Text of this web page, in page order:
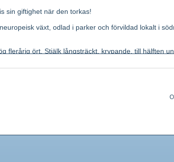
sin giftighet när den torkas!
växt, odlad i parker och förvildad lokalt i
flerårig ört. Stjälk långsträckt, krypande, till hälften
dolda av bladen (april-maj); utanpå smutsgröna,
på sommaren. Jordstam, färsk eller högst 6